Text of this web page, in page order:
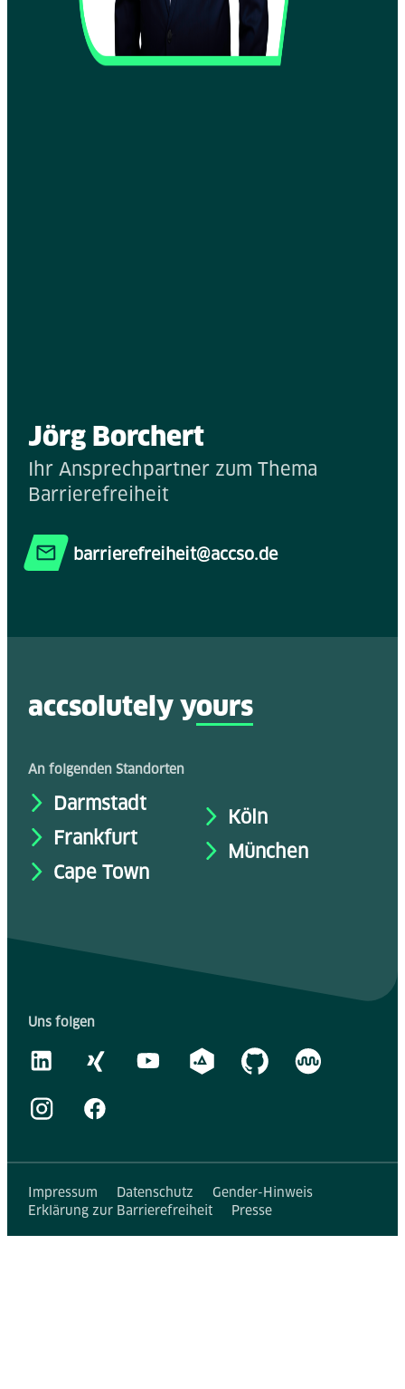
Jörg Borchert
Ihr Ansprechpartner zum Thema
Barrierefreiheit
barrierefreiheit@accso.de
accsolutely yours
An folgenden Standorten
Darmstadt
Frankfurt
Cape Town
Köln
München
Uns folgen
Impressum Datenschutz
Gender-Hinweis
Erklärung zur Barrierefreiheit
Presse